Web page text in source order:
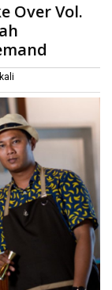
Panas
Over Vol.
kali